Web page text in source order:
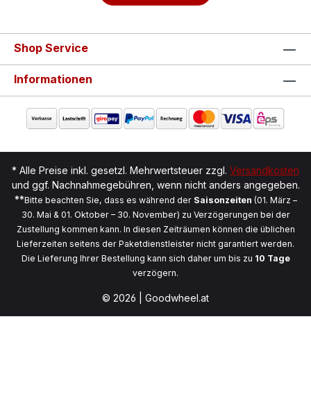
Shop Service
Informationen
* Alle Preise inkl. gesetzl. Mehrwertsteuer zzgl. Versandkosten
und ggf. Nachnahmegebühren, wenn nicht anders angegeben.
**Bitte beachten Sie, dass es während der Saisonzeiten (01. März –
30. Mai & 01. Oktober – 30. November) zu Verzögerungen bei der
Zustellung kommen kann. In diesen Zeiträumen können die üblichen
Lieferzeiten seitens der Paketdienstleister nicht garantiert werden.
Die Lieferung Ihrer Bestellung kann sich daher um bis zu 10 Tage
verzögern.
© 2026 | Goodwheel.at